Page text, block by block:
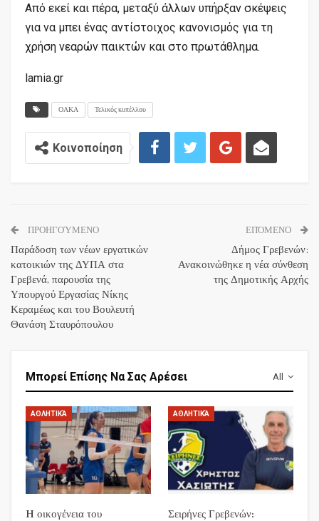
Από εκεί και πέρα, μεταξύ άλλων υπήρξαν σκέψεις
για να μπει ένας αντίστοιχος κανονισμός για τη
χρήση νεαρών παικτών και στο πρωτάθλημα.
lamia.gr
ΟΑΚΑ Τελικός κυπέλλου
Κοινοποίηση
ΠΡΟΗΓΟΎΜΕΝΟ
Παράδοση των νέων εργατικών
κατοικιών της ΔΥΠΑ στα
Γρεβενά, παρουσία της
Υπουργού Εργασίας Νίκης
Κεραμέως και του Βουλευτή
Θανάση Σταυρόπουλου
ΕΠΌΜΕΝΟ
Δήμος Γρεβενών:
Ανακοινώθηκε η νέα σύνθεση
της Δημοτικής Αρχής
All
Μπορεί Επίσης Να Σας Αρέσει
ΑΘΛΗΤΙΚΆ
H οικογένεια του
ΑΘΛΗΤΙΚΆ
Σειρήνες Γρεβενών: